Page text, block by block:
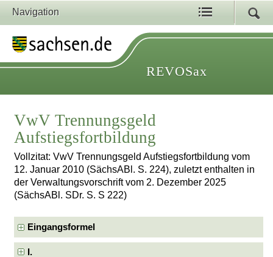
Navigation
REVOSax
VwV Trennungsgeld
Aufstiegsfortbildung
Vollzitat: VwV Trennungsgeld Aufstiegsfortbildung vom
12. Januar 2010 (SächsABl. S. 224), zuletzt enthalten in
der Verwaltungsvorschrift vom 2. Dezember 2025
(SächsABl. SDr. S. S 222)
Eingangsformel
I.